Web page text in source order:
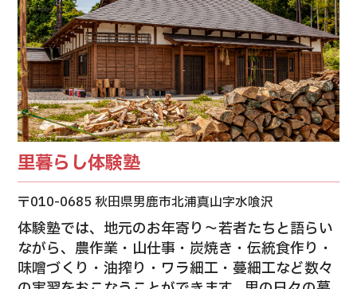
里暮らし体験塾
〒010-0685 秋田県男鹿市北浦真山字水喰沢
体験塾では、地元のお年寄り～若者たちと語らい
ながら、農作業・山仕事・炭焼き・伝統食作り・
味噌づくり・油搾り・ワラ細工・蔓細工など数々